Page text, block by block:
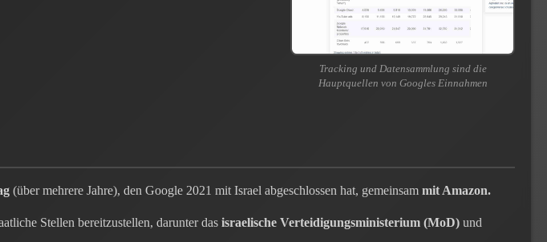
Tracking und Datensammlung sind die
Hauptquellen von Googles Einnahmen
(über mehrere Jahre), den Google 2021 mit Israel abgeschlossen hat, gemeinsam mit Amazon.
Stellen bereitzustellen, darunter das israelische Verteidigungsministerium (MoD) und